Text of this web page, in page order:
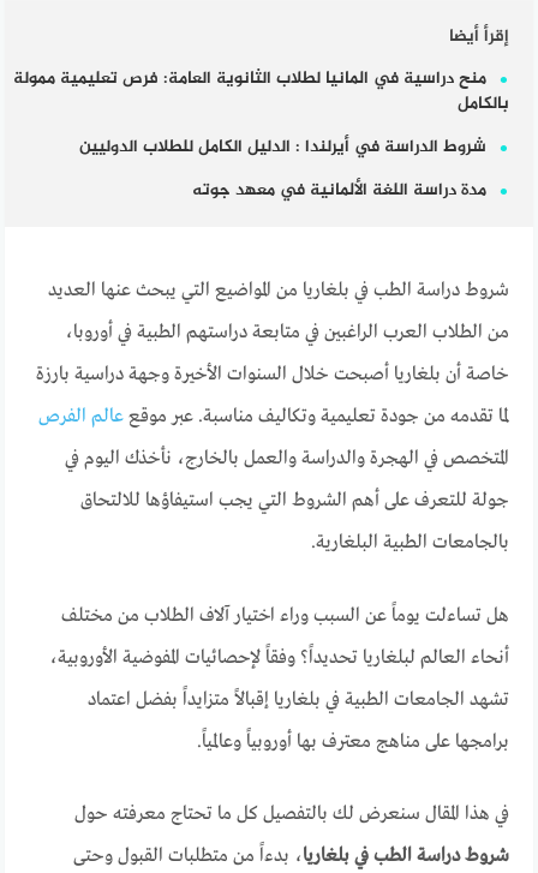
إقرأ أيضا
منح دراسية في المانيا لطلاب الثانوية العامة: فرص تعليمية ممولة
بالكامل
شروط الدراسة في أيرلندا : الدليل الكامل للطلاب الدوليين
مدة دراسة اللغة الألمانية في معهد جوته
شروط دراسة الطب في بلغاريا من المواضيع التي يبحث عنها العديد
من الطلاب العرب الراغبين في متابعة دراستهم الطبية في أوروبا،
خاصة أن بلغاريا أصبحت خلال السنوات الأخيرة وجهة دراسية بارزة
لما تقدمه من جودة تعليمية وتكاليف مناسبة. عبر موقع عالم الفرص
المتخصص في الهجرة والدراسة والعمل بالخارج، نأخذك اليوم في
جولة للتعرف على أهم الشروط التي يجب استيفاؤها للالتحاق
بالجامعات الطبية البلغارية.
هل تساءلت يوماً عن السبب وراء اختيار آلاف الطلاب من مختلف
أنحاء العالم لبلغاريا تحديداً؟ وفقاً لإحصائيات المفوضية الأوروبية،
تشهد الجامعات الطبية في بلغاريا إقبالاً متزايداً بفضل اعتماد
برامجها على مناهج معترف بها أوروبياً وعالمياً.
في هذا المقال سنعرض لك بالتفصيل كل ما تحتاج معرفته حول
شروط دراسة الطب في بلغاريا، بدءاً من متطلبات القبول وحتى